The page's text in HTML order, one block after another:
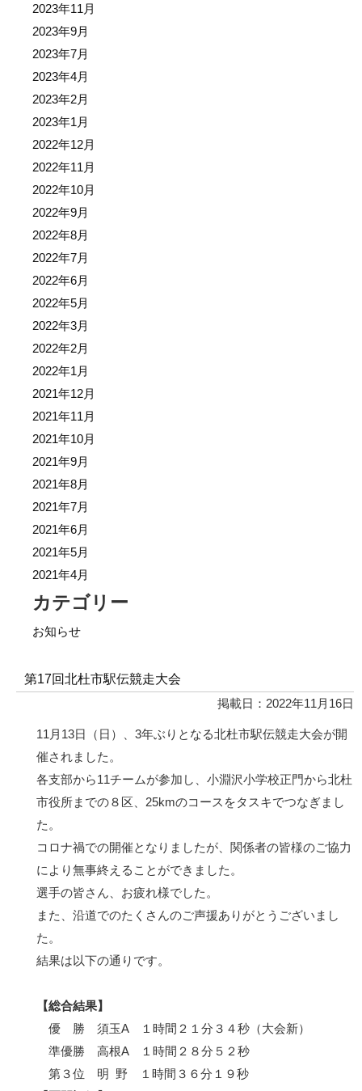
2023年11月
2023年9月
2023年7月
2023年4月
2023年2月
2023年1月
2022年12月
2022年11月
2022年10月
2022年9月
2022年8月
2022年7月
2022年6月
2022年5月
2022年3月
2022年2月
2022年1月
2021年12月
2021年11月
2021年10月
2021年9月
2021年8月
2021年7月
2021年6月
2021年5月
2021年4月
カテゴリー
お知らせ
第17回北杜市駅伝競走大会
掲載日：2022年11月16日
11月13日（日）、3年ぶりとなる北杜市駅伝競走大会が開
催されました。
各支部から11チームが参加し、小淵沢小学校正門から北杜
市役所までの８区、25kmのコースをタスキでつなぎまし
た。
コロナ禍での開催となりましたが、関係者の皆様のご協力
により無事終えることができました。
選手の皆さん、お疲れ様でした。
また、沿道でのたくさんのご声援ありがとうございまし
た。
結果は以下の通りです。
【総合結果】
優 勝 須玉A１時間２１分３４秒（大会新）
準優勝 高根A１時間２８分５２秒
第３位 明 野 １時間３６分１９秒